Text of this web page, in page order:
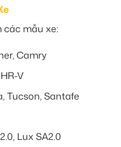
các mẫu xe:
Camry
V
Tucson, Santafe
Lux SA2.0